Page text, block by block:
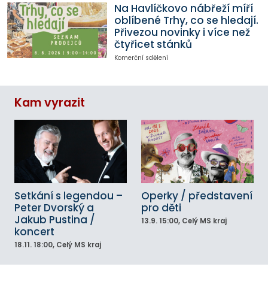
Na Havlíčkovo nábřeží míří
oblíbené Trhy, co se hledají.
Přivezou novinky i více než
čtyřicet stánků
Komerční sdělení
Kam vyrazit
Setkání s legendou –
Peter Dvorský a
Jakub Pustina /
koncert
18.11. 18:00, Celý MS kraj
Operky / představení
pro děti
13.9. 15:00, Celý MS kraj